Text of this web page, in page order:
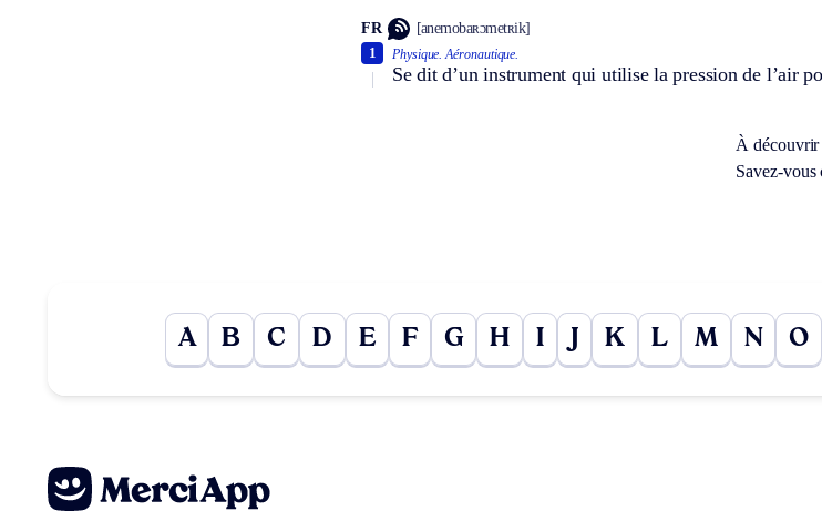
FR [anemobaʀɔmetʀik]
Physique. Aéronautique.
Se dit d’un instrument qui utilise la pression de l’air
1
À découvrir
Savez-
A B C D E F G H I K L M N O